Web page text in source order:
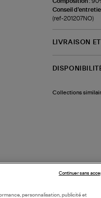
Conseil
(ref-201207NO)
LIVRAISON
Collections
personnalisation, publicité et
Continuer sans